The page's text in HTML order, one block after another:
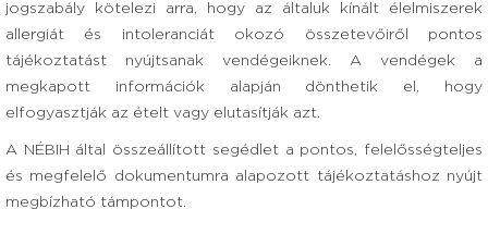
jogszabály kötelezi arra, hogy az általuk kínált élelmiszerek
allergiát és intoleranciát okozó összetevőiről pontos
tájékoztatást nyújtsanak vendégeiknek. A vendégek a
megkapott információk alapján dönthetik el, hogy
elfogyasztják az ételt vagy elutasítják azt.
A NÉBIH által összeállított segédlet a pontos, felelősségteljes
és megfelelő dokumentumra alapozott tájékoztatáshoz nyújt
megbízható támpontot.